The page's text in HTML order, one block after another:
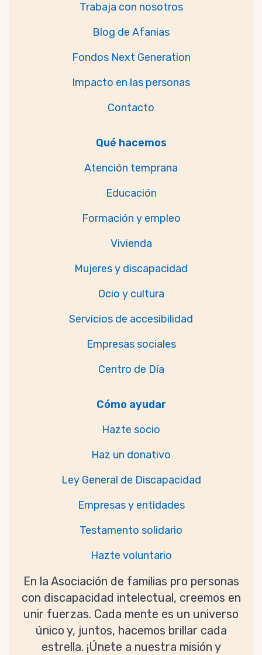
Trabaja con nosotros
Blog de Afanias
Fondos Next Generation
Impacto en las personas
Contacto
Qué hacemos
Atención temprana
Educación
Formación y empleo
Vivienda
Mujeres y discapacidad
Ocio y cultura
Servicios de accesibilidad
Empresas sociales
Centro de Día
Cómo ayudar
Hazte socio
Haz un donativo
Ley General de Discapacidad
Empresas y entidades
Testamento solidario
Hazte voluntario
En la Asociación de familias pro personas
con discapacidad intelectual, creemos en
unir fuerzas. Cada mente es un universo
único y, juntos, hacemos brillar cada
estrella. ¡Únete a nuestra misión y